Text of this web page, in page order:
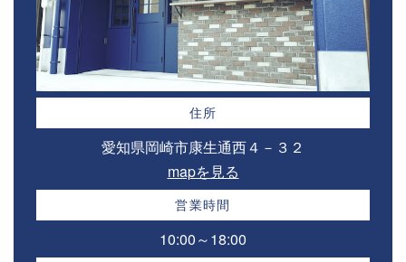
住所
愛知県岡崎市康生通西４－３２⁣
mapを見る
営業時間
10:00～18:00⁣